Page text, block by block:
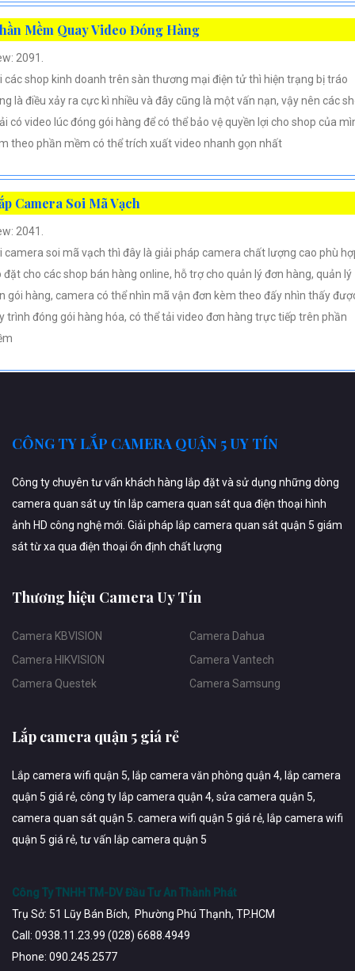
Mềm Quay Video Đóng Hàng
2091.
các shop kinh doanh trên sàn thương mại điện tử thì hiện trạng bị tráo
là điều xảy ra cực kì nhiều và đây cũng là một vấn nạn, vậy nên các
có video lúc đóng gói hàng để có thể bảo vệ quyền lợi cho shop của
theo phần mềm có thể trích xuất video nhanh gọn nhất
Camera Soi Mã Vạch
2041.
camera soi mã vạch thì đây là giải pháp camera chất lượng cao phù
đặt cho các shop bán hàng online, hỗ trợ cho quản lý đơn hàng, quản lý
gói hàng, camera có thể nhìn mã vận đơn kèm theo đấy nhìn thấy
trình đóng gói hàng hóa, có thể tải video đơn hàng trực tiếp trên phần
CÔNG TY LẮP CAMERA QUẬN 5 UY TÍN
Công ty chuyên tư vấn khách hàng lắp đặt và sử dụng những dòng
camera quan sát uy tín lắp camera quan sát qua điện thoại hình
ảnh HD công nghệ mới. Giải pháp lắp camera quan sát quận 5 giám
sát từ xa qua điện thoại ổn định chất lượng
Thương hiệu Camera Uy Tín
Camera KBVISION
Camera HIKVISION
Camera Questek
Camera Dahua
Camera Vantech
Camera Samsung
Lắp camera quận 5 giá rẻ
Lắp camera wifi quận 5, lắp camera văn phòng quận 4, lắp camera
quận 5 giá rẻ, công ty lắp camera quận 4, sửa camera quận 5,
camera quan sát quận 5. camera wifi quận 5 giá rẻ, lắp camera wifi
quận 5 giá rẻ, tư vấn lắp camera quận 5
Công Ty TNHH TM-DV Đầu Tư An Thành Phát
Trụ Sở: 51 Lũy Bán Bích, Phường Phú Thạnh, TP.HCM
Call: 0938.11.23.99 (028) 6688.4949
Phone: 090.245.2577